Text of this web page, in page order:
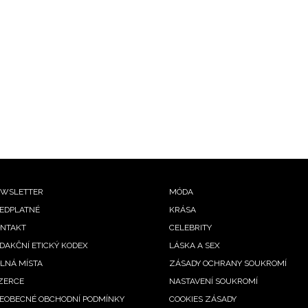
ETICKÝ KODEX
MÍSTA
OBCHODNÍ PODMÍNKY
MÓDA
KRÁSA
CELEBRITY
LÁSKA A SEX
ZÁSADY OCHRANY SOUKROMÍ
NASTAVENÍ SOUKROMÍ
COOKIES ZÁSADY